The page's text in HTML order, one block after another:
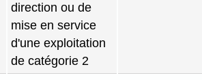
direction ou de
mise en service
d'une exploitation
de catégorie 2